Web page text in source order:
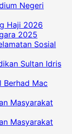
Negeri
Haji 2026
2025
Sosial
Sultan Idris
Berhad Mac
Masyarakat
Masyarakat